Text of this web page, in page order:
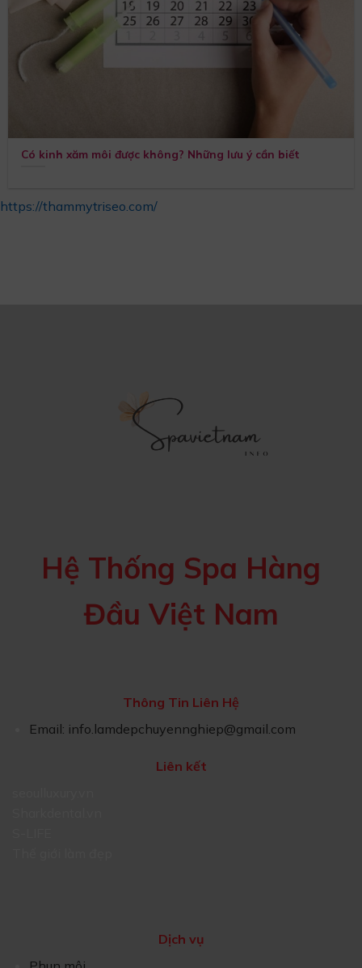
Có kinh xăm môi được không? Những lưu ý cần biết
https://thammytriseo.com/
Hệ Thống Spa Hàng
Đầu Việt Nam
Thông Tin Liên Hệ
Email: info.lamdepchuyennghiep@gmail.com
Liên kết
Dịch vụ